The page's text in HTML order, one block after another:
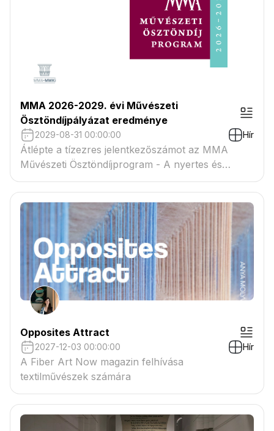
MMA 2026-2029. évi Művészeti
Ösztöndíjpályázat eredménye
2029-08-31 00:00:00 Hír
Átlépte a tízezres jelentkezőszámot az MMA
Művészeti Ösztöndíjprogram - A nyertes és
tartaléklistás pályázók névsora megtekinthető a
csatolmányban
Opposites Attract
2027-12-03 00:00:00 Hír
A Fiber Art Now magazin felhívása
textilművészek számára